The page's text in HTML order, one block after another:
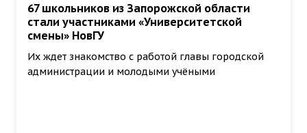
67 школьников из Запорожской области
стали участниками «Университетской
смены» НовГУ
Их ждет знакомство с работой главы городской
администрации и молодыми учёными